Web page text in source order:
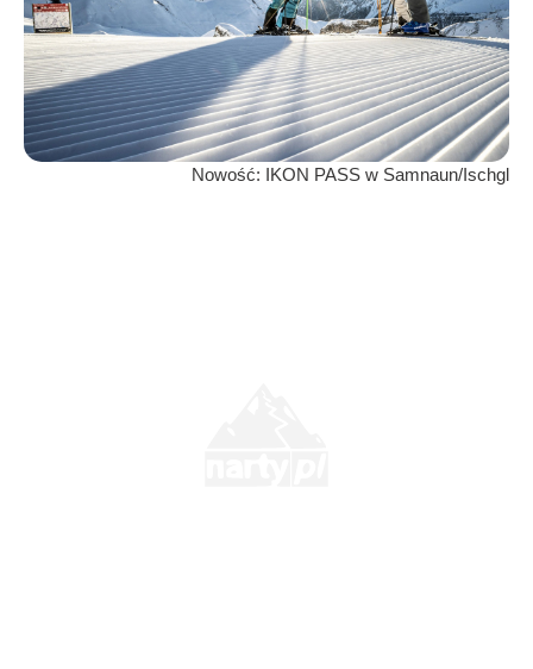
Nowość: IKON PASS w Samnaun/Ischgl